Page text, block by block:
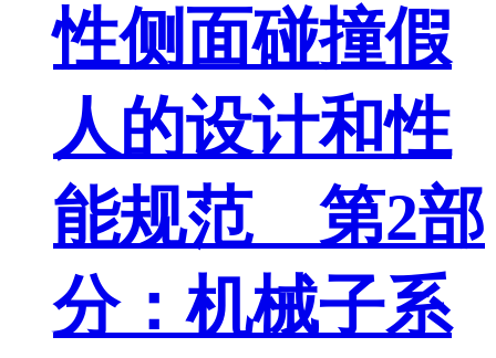
性侧面碰撞假
人的设计和性
能规范 第2部
分：机械子系